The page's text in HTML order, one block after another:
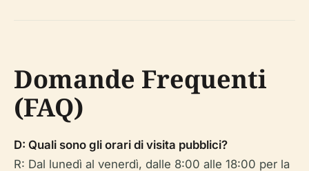
Domande Frequenti
(FAQ)
D: Quali sono gli orari di visita pubblici?
R: Dal lunedì al venerdì, dalle 8:00 alle 18:00 per la